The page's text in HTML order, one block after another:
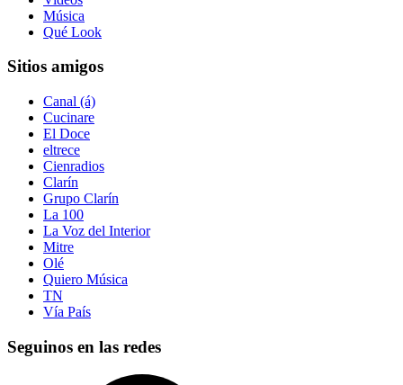
Música
Qué Look
Sitios amigos
Canal (á)
Cucinare
El Doce
eltrece
Cienradios
Clarín
Grupo Clarín
La 100
La Voz del Interior
Mitre
Olé
Quiero Música
TN
Vía País
Seguinos en las redes